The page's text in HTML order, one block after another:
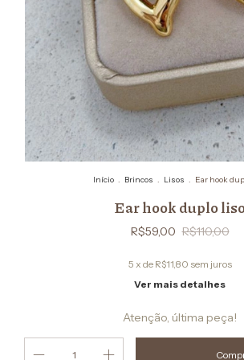
Início . Brincos . Lisos . Ear hook
Ear hook duplo
R$59,00 R$110,00
5 x de R$11,80 sem juros
Ver mais detalhes
Atenção, última peça!